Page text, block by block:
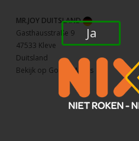
MR.JOY DUITSLAND
Gasthausstraße 9
47533 Kleve
Duitsland
Bekijk op Google Maps
Ja